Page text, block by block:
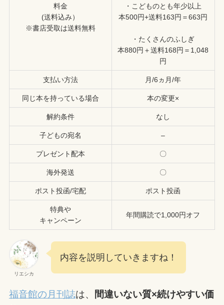
料金
(送料込み）
※書店受取は送料無料
・こどものとも年少以上
本500円+送料163円＝663円
・たくさんのふしぎ
本880円＋送料168円＝1,048
円
支払い方法 月/6ヵ月/年
同じ本を持っている場合 本の変更×
解約条件 なし
子どもの宛名 –
プレゼント配本 〇
海外発送 〇
ポスト投函/宅配 ポスト投函
特典や
キャンペーン
年間購読で1,000円オフ
リエシカ
内容を説明していきますね！
福音館の月刊誌は、
間違いない質×続けやすい価